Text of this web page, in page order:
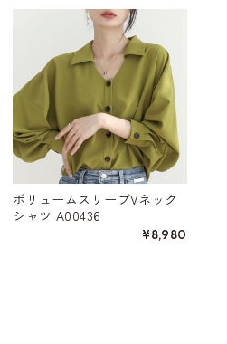
ボリュームスリーブVネック
シャツ A00436
¥8,980